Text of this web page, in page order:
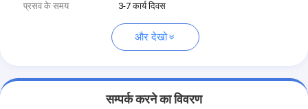
प्रसव के समय
3-7 कार्य दिवस
और देखो
सम्पर्क करने का विवरण